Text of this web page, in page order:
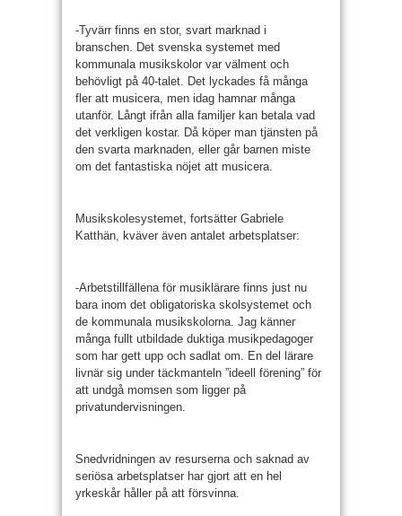
-Tyvärr finns en stor, svart marknad i
branschen. Det svenska systemet med
kommunala musikskolor var välment och
behövligt på 40-talet. Det lyckades få många
fler att musicera, men idag hamnar många
utanför. Långt ifrån alla familjer kan betala vad
det verkligen kostar. Då köper man tjänsten på
den svarta marknaden, eller går barnen miste
om det fantastiska nöjet att musicera.
Musikskolesystemet, fortsätter Gabriele
Katthän, kväver även antalet arbetsplatser:
-Arbetstillfällena för musiklärare finns just nu
bara inom det obligatoriska skolsystemet och
de kommunala musikskolorna. Jag känner
många fullt utbildade duktiga musikpedagoger
som har gett upp och sadlat om. En del lärare
livnär sig under täckmanteln ”ideell förening” för
att undgå momsen som ligger på
privatundervisningen.
Snedvridningen av resurserna och saknad av
seriösa arbetsplatser har gjort att en hel
yrkeskår håller på att försvinna.